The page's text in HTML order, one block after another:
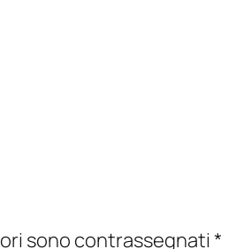
sono contrassegnati*